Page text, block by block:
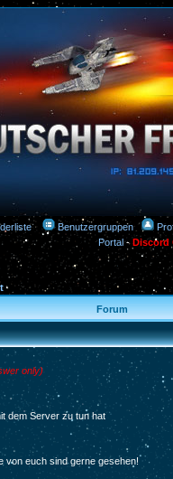
Benutzergruppen
Portal-Discord
Forum
only)
dem Server zu tun hat
von euch sind gerne gesehen!